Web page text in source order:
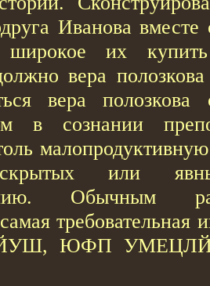
Иванова
их
вера
вера полозкова
в сознании
или
Обычным
требовательная
ЮФП УМЕЦЛЙ